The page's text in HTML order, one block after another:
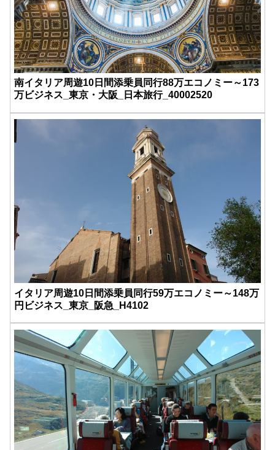
南イタリア周遊10日間添乗員同行88万エコノミー～173
万ビジネス_東京・大阪_日本旅行_40002520
イタリア周遊10日間添乗員同行59万エコノミー～148万
円ビジネス_東京_阪急_H4102